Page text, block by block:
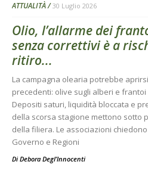
ATTUALITÀ 30 Luglio 2026
Olio, l’allarme dei
senza correttivi è a
ritiro...
La campagna olearia potrebbe
precedenti: olive sugli alberi e
Depositi saturi, liquidità bloccata e
della scorsa stagione mettono sotto
della filiera. Le associazioni
Governo e Regioni
Di Debora Degl’Innocenti